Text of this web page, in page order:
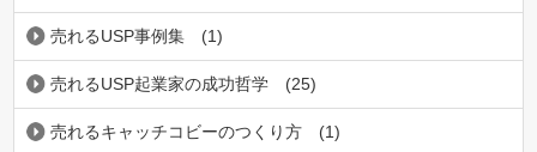
売れるUSP事例集 (1)
売れるUSP起業家の成功哲学 (25)
売れるキャッチコビーのつくり方 (1)